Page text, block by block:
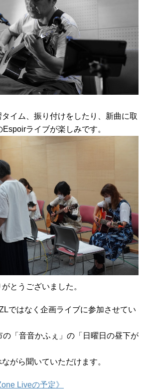
イム、振り付けをしたり、新曲に取
ライブが楽しみです。
とうございました。
ではなく企画ライブに参加させてい
「音音かふぇ」の「日曜日の昼下が
がら聞いていただけます。
Liveの予定》